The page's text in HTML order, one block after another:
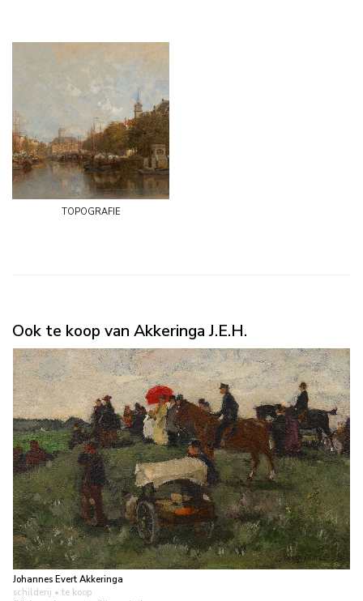
topografie
Ook te koop van Akkeringa J.E.H.
Johannes Evert Akkeringa
schilderij • te koop